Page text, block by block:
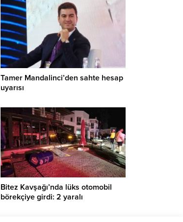
Tamer Mandalinci’den sahte hesap
uyarısı
Bitez Kavşağı’nda lüks otomobil
börekçiye girdi: 2 yaralı